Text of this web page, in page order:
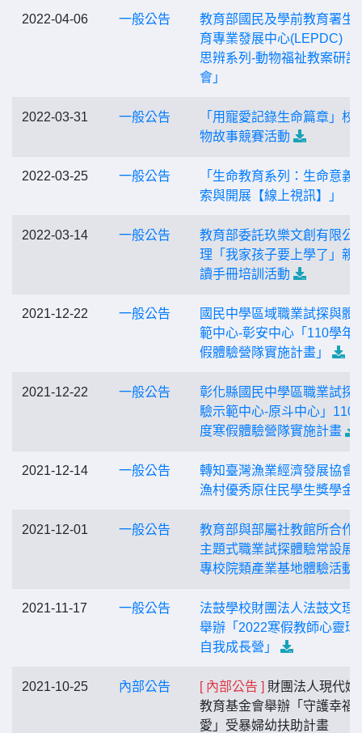
2022-04-06 一般公告
教育部國民及學前教育署生
育專業發展中心(LEPDC)「
思辨系列-動物福祉教案研討
會」
2022-03-31 一般公告
「用寵愛記錄生命篇章」校
物故事競賽活動
2022-03-25 一般公告
「生命教育系列：生命意義
索與開展【線上視訊】」
2022-03-14 一般公告
教育部委託玖樂文創有限公
理「我家孩子要上學了」親
讀手冊培訓活動
2021-12-22 一般公告
國民中學區域職業試探與體
範中心-彰安中心「110學年
假體驗營隊實施計畫」
2021-12-22 一般公告
彰化縣國民中學區職業試探
驗示範中心-原斗中心」110
度寒假體驗營隊實施計畫
2021-12-14 一般公告
轉知臺灣漁業經濟發展協會
漁村優秀原住民學生獎學金
2021-12-01 一般公告
教育部與部屬社教館所合作
主題式職業試探體驗常設展
專校院類產業基地體驗活動
2021-11-17 一般公告
法鼓學校財團法人法鼓文理
舉辦「2022寒假教師心靈環
自我成長營」
2021-10-25 內部公告 [ 內部公告 ] 財團法人現代婦
教育基金會舉辦「守護幸福
愛」受暴婦幼扶助計畫